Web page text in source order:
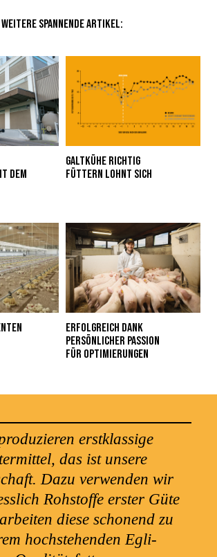
WEITERE SPANNENDE ARTIKEL:
DEM
GALTKÜHE RICHTIG
FÜTTERN LOHNT SICH
ERFOLGREICH DANK
PERSÖNLICHER PASSION
FÜR OPTIMIERUNGEN
erstklassige
das ist unsere
Dazu verwenden wir
Rohstoffe erster Güte
diese schonend zu
hochstehenden Egli-